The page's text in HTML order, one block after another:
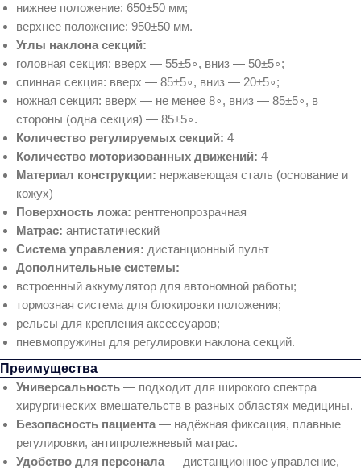
нижнее положение: 650±50 мм;
верхнее положение: 950±50 мм.
Углы наклона секций:
головная секция: вверх — 55±5∘, вниз — 50±5∘;
спинная секция: вверх — 85±5∘, вниз — 20±5∘;
ножная секция: вверх — не менее 8∘, вниз — 85±5∘, в
стороны (одна секция) — 85±5∘.
Количество регулируемых секций: 4
Количество моторизованных движений: 4
Материал конструкции: нержавеющая сталь (основание и
кожух)
Поверхность ложа: рентгенопрозрачная
Матрас: антистатический
Система управления: дистанционный пульт
Дополнительные системы:
встроенный аккумулятор для автономной работы;
тормозная система для блокировки положения;
рельсы для крепления аксессуаров;
пневмопружины для регулировки наклона секций.
Преимущества
Универсальность — подходит для широкого спектра
хирургических вмешательств в разных областях медицины.
Безопасность пациента — надёжная фиксация, плавные
регулировки, антипролежневый матрас.
Удобство для персонала — дистанционное управление,